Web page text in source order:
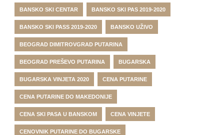
BANSKO SKI CENTAR BANSKO SKI PAS 2019-2020
BANSKO SKI PASS 2019-2020 BANSKO UŽIVO
BEOGRAD DIMITROVGRAD PUTARINA
BEOGRAD PREŠEVO PUTARINA BUGARSKA
BUGARSKA VINJETA 2020 CENA PUTARINE
CENA PUTARINE DO MAKEDONIJE
CENA SKI PASA U BANSKOM CENA VINJETE
CENOVNIK PUTARINE DO BUGARSKE